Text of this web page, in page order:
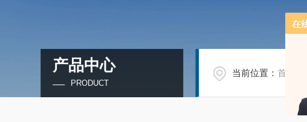
产品中心
PRODUCT
当前位置：首页